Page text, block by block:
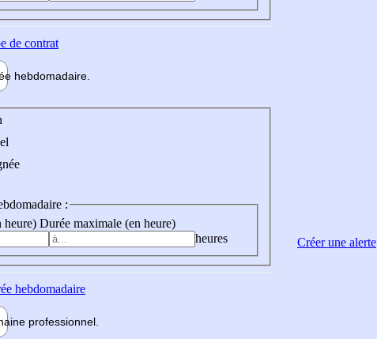
de contrat
hebdomadaire
:
heure) Durée maximale (en heure)
heures
hebdomadaire
professionnel
Créer une alerte